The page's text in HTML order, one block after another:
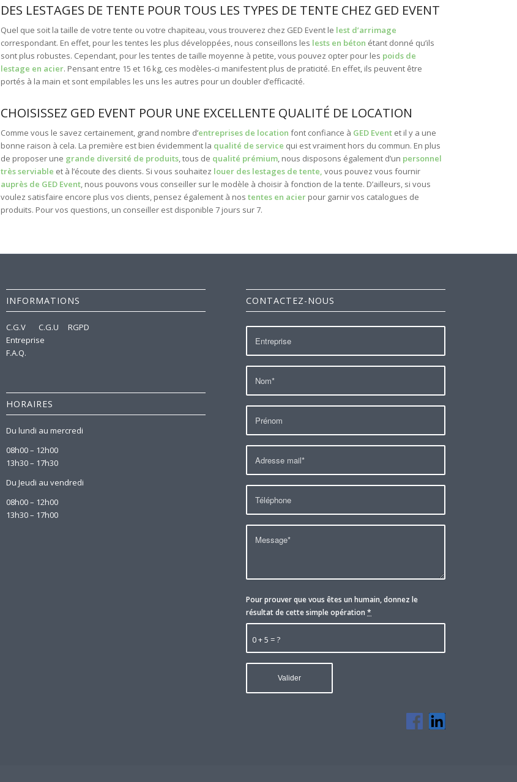
DES LESTAGES DE TENTE POUR TOUS LES TYPES DE TENTE CHEZ GED EVENT
Quel que soit la taille de votre tente ou votre chapiteau, vous trouverez chez GED Event le lest d’arrimage
correspondant. En effet, pour les tentes les plus développées, nous conseillons les lests en béton étant donné qu’ils
sont plus robustes. Cependant, pour les tentes de taille moyenne à petite, vous pouvez opter pour les poids de
lestage en acier. Pensant entre 15 et 16 kg, ces modèles-ci manifestent plus de praticité. En effet, ils peuvent être
portés à la main et sont empilables les uns les autres pour un doubler d’efficacité.
CHOISISSEZ GED EVENT POUR UNE EXCELLENTE QUALITÉ DE LOCATION
Comme vous le savez certainement, grand nombre d’entreprises de locationfont confiance à GED Event et il y a une
bonne raison à cela. La première est bien évidemment la qualité de service qui est vraiment hors du commun. En plus
de proposer une grande diversité de produits, tous de qualité prémium, nous disposons également d’un personnel
très serviable et à l’écoute des clients. Si vous souhaitez louer des lestages de tente,vous pouvez vous fournir
auprès de GED Event, nous pouvons vous conseiller sur le modèle à choisir à fonction de la tente. D’ailleurs, si vous
voulez satisfaire encore plus vos clients, pensez également à nostentes en acier pour garnir vos catalogues de
produits. Pour vos questions, un conseiller est disponible 7 jours sur 7.
INFORMATIONS
C.G.V C.G.U
RGPD
Entreprise
F.A.Q.
HORAIRES
Du lundi au mercredi
08h00 – 12h00
13h30 – 17h30
Du Jeudi au vendredi
08h00 – 12h00
13h30 – 17h00
CONTACTEZ-NOUS
0 + 5 = ?
Pour prouver que vous êtes un humain, donnez le
résultat de cette simple opération*